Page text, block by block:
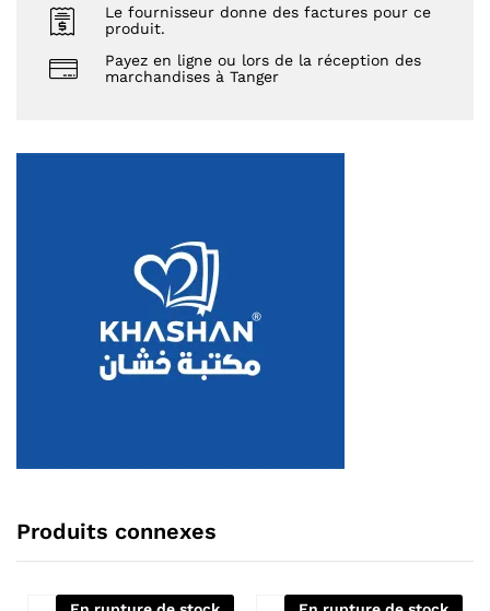
Le fournisseur donne des factures pour ce
produit.
Payez en ligne ou lors de la réception des
marchandises à Tanger
Produits connexes